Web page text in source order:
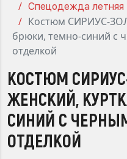
Спецодежда летняя
Костюм СИРИУС-
брюки, темно-синий с
отделкой
КОСТЮМ
ЖЕНСКИЙ,
СИНИЙ С
ОТДЕЛКОЙ